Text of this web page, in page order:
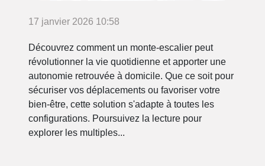
17 janvier 2026 10:58
Découvrez comment un monte-escalier peut
révolutionner la vie quotidienne et apporter une
autonomie retrouvée à domicile. Que ce soit pour
sécuriser vos déplacements ou favoriser votre
bien-être, cette solution s'adapte à toutes les
configurations. Poursuivez la lecture pour
explorer les multiples...